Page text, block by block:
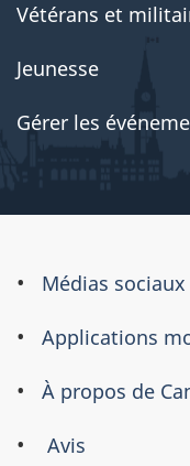
Vétérans et
Jeunesse
Gérer les
À
propos
ce
site
Médias sociaux
Applications
À propos de
Avis